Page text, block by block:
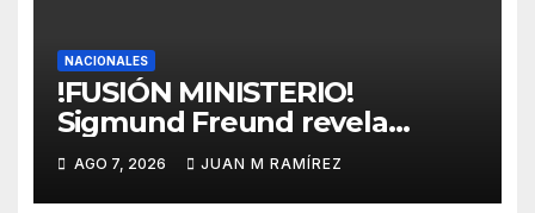
universal, garante de
derechos
NACIONALES
!FUSIÓN MINISTERIO!
Sigmund Freund revela
verdadera intención del
gobierno de fusionar
AGO 7, 2026 JUAN M RAMÍREZ